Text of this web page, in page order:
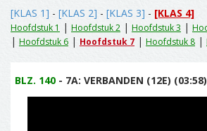
[KLAS 1] - [KLAS 2] - [KLAS 3] - [KLAS 4]
Hoofdstuk 1 | Hoofdstuk 2 | Hoofdstuk 3 |
| Hoofdstuk 6 | Hoofdstuk 7 | Hoofdstuk 8 |
BLZ. 140 - 7A: VERBANDEN (12E) (03:58)